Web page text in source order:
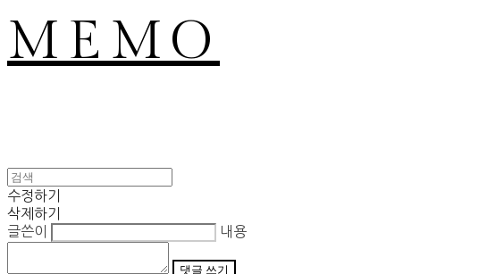
MEMO
수정하기
삭제하기
글쓴이
내용
댓글 쓰기